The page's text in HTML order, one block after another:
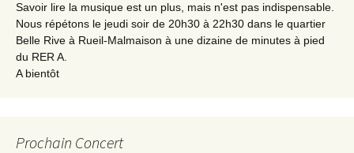
Savoir lire la musique est un plus, mais n'est pas indispensable.
Nous répétons le jeudi soir de 20h30 à 22h30 dans le quartier
Belle Rive à Rueil-Malmaison à une dizaine de minutes à pied
du RER A.
A bientôt
Prochain Concert